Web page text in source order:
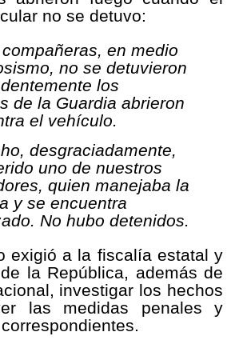
no se detuvo:
en medio
no se detuvieron
los
de la Guardia abrieron
el vehículo.
desgraciadamente,
uno de nuestros
quien manejaba la
y se encuentra
No hubo detenidos.
exigió a la fiscalía estatal y
la República, además de
investigar los hechos
las medidas penales y